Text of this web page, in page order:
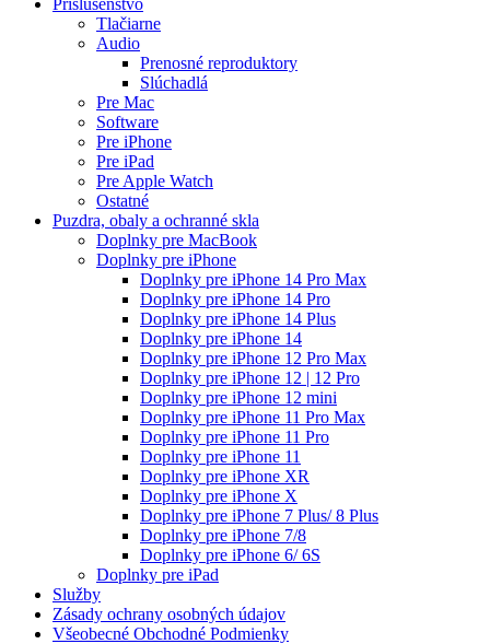
Príslušenstvo
Tlačiarne
Audio
Prenosné reproduktory
Slúchadlá
Pre Mac
Software
Pre iPhone
Pre iPad
Pre Apple Watch
Ostatné
Puzdra, obaly a ochranné skla
Doplnky pre MacBook
Doplnky pre iPhone
Doplnky pre iPhone 14 Pro Max
Doplnky pre iPhone 14 Pro
Doplnky pre iPhone 14 Plus
Doplnky pre iPhone 14
Doplnky pre iPhone 12 Pro Max
Doplnky pre iPhone 12 | 12 Pro
Doplnky pre iPhone 12 mini
Doplnky pre iPhone 11 Pro Max
Doplnky pre iPhone 11 Pro
Doplnky pre iPhone 11
Doplnky pre iPhone XR
Doplnky pre iPhone X
Doplnky pre iPhone 7 Plus/ 8 Plus
Doplnky pre iPhone 7/8
Doplnky pre iPhone 6/ 6S
Doplnky pre iPad
Služby
Zásady ochrany osobných údajov
Všeobecné Obchodné Podmienky